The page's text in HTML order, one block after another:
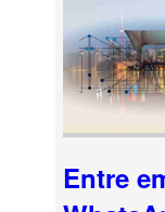
Entre